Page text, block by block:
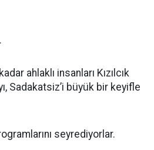
ahlaklı insanları Kızılcık
Sadakatsiz’i büyük bir keyifle
seyrediyorlar.